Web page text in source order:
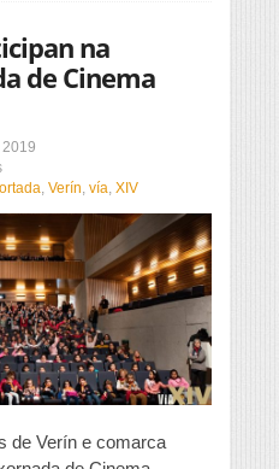
na
de Cinema
en
360
participan
na
primeira
xornada
de
Cinema
Marabillas
, Verín, vía, XIV
de Verín e comarca